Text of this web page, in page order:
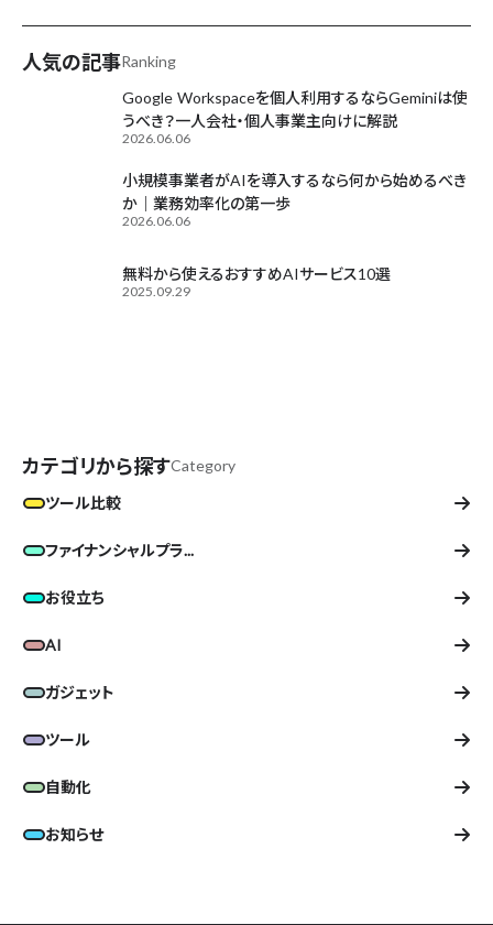
人気の記事Ranking
Google Workspaceを個人利用するならGeminiは使
うべき？一人会社・個人事業主向けに解説
2026.06.06
小規模事業者がAIを導入するなら何から始めるべき
か｜業務効率化の第一歩
2026.06.06
無料から使えるおすすめAIサービス10選
2025.09.29
カテゴリから探すCategory
ツール比較
ファイナンシャルプラ...
お役立ち
AI
ガジェット
ツール
自動化
お知らせ